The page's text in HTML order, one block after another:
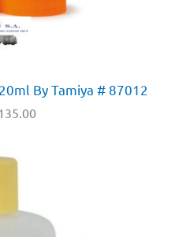
By Tamiya # 87012